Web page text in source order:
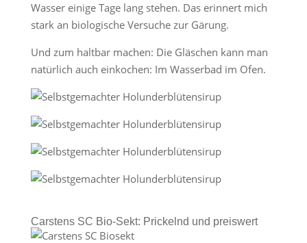
Wasser einige Tage lang stehen. Das erinnert mich
stark an biologische Versuche zur Gärung.
Und zum haltbar machen: Die Gläschen kann man
natürlich auch einkochen: Im Wasserbad im Ofen.
Carstens SC Bio-Sekt: Prickelnd und preiswert